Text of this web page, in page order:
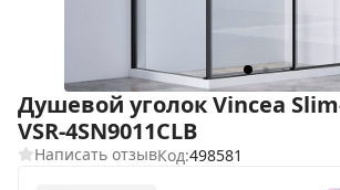
Душевой уголок Vincea
VSR-4SN9011CLB
Написать отзывКод:498581